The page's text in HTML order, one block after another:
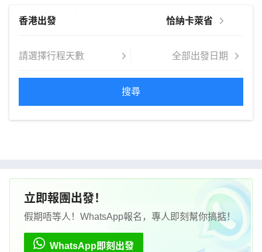
搜尋
立即報團出發！
假期唔等人！WhatsApp報名，專人即刻幫你搞掂！
WhatsApp即刻出發